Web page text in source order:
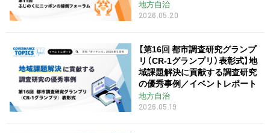
地方自治
2026.05.20
【第16回 都市調査研究グランプ
リ（CR-1グランプリ）表彰式】地
域課題解決に貢献する調査研究
の優秀事例／イベントレポート
地方自治
2026.05.19